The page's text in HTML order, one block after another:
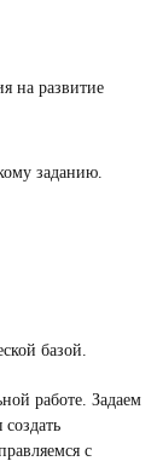
на развитие
заданию.
базой.
работе. Задаем
с